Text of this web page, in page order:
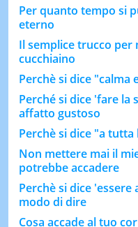
Per quanto tempo si
eterno
Il semplice trucco per
cucchiaino
Perchè si dice "calma
Perché si dice 'fare la
affatto gustoso
Perchè si dice "a
Non mettere mai il
potrebbe accadere
Perchè si dice
modo di dire
Cosa accade al tuo